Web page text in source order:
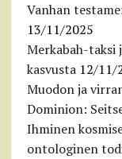
Vanhan
13/11/2025
Merkabah-taksi
kasvusta 12/11/
Muodon ja
Dominion:
Ihminen
ontologinen